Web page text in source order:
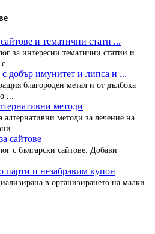
и тематични стати ...
за интересни тематични статии и
...
с добър имунитет и липса н ...
благороден метал и от дълбока
...
методи
методи за лечение на
...
сайтове
с български сайтове. Добави
парти и незабравим купон
в организирането на малки